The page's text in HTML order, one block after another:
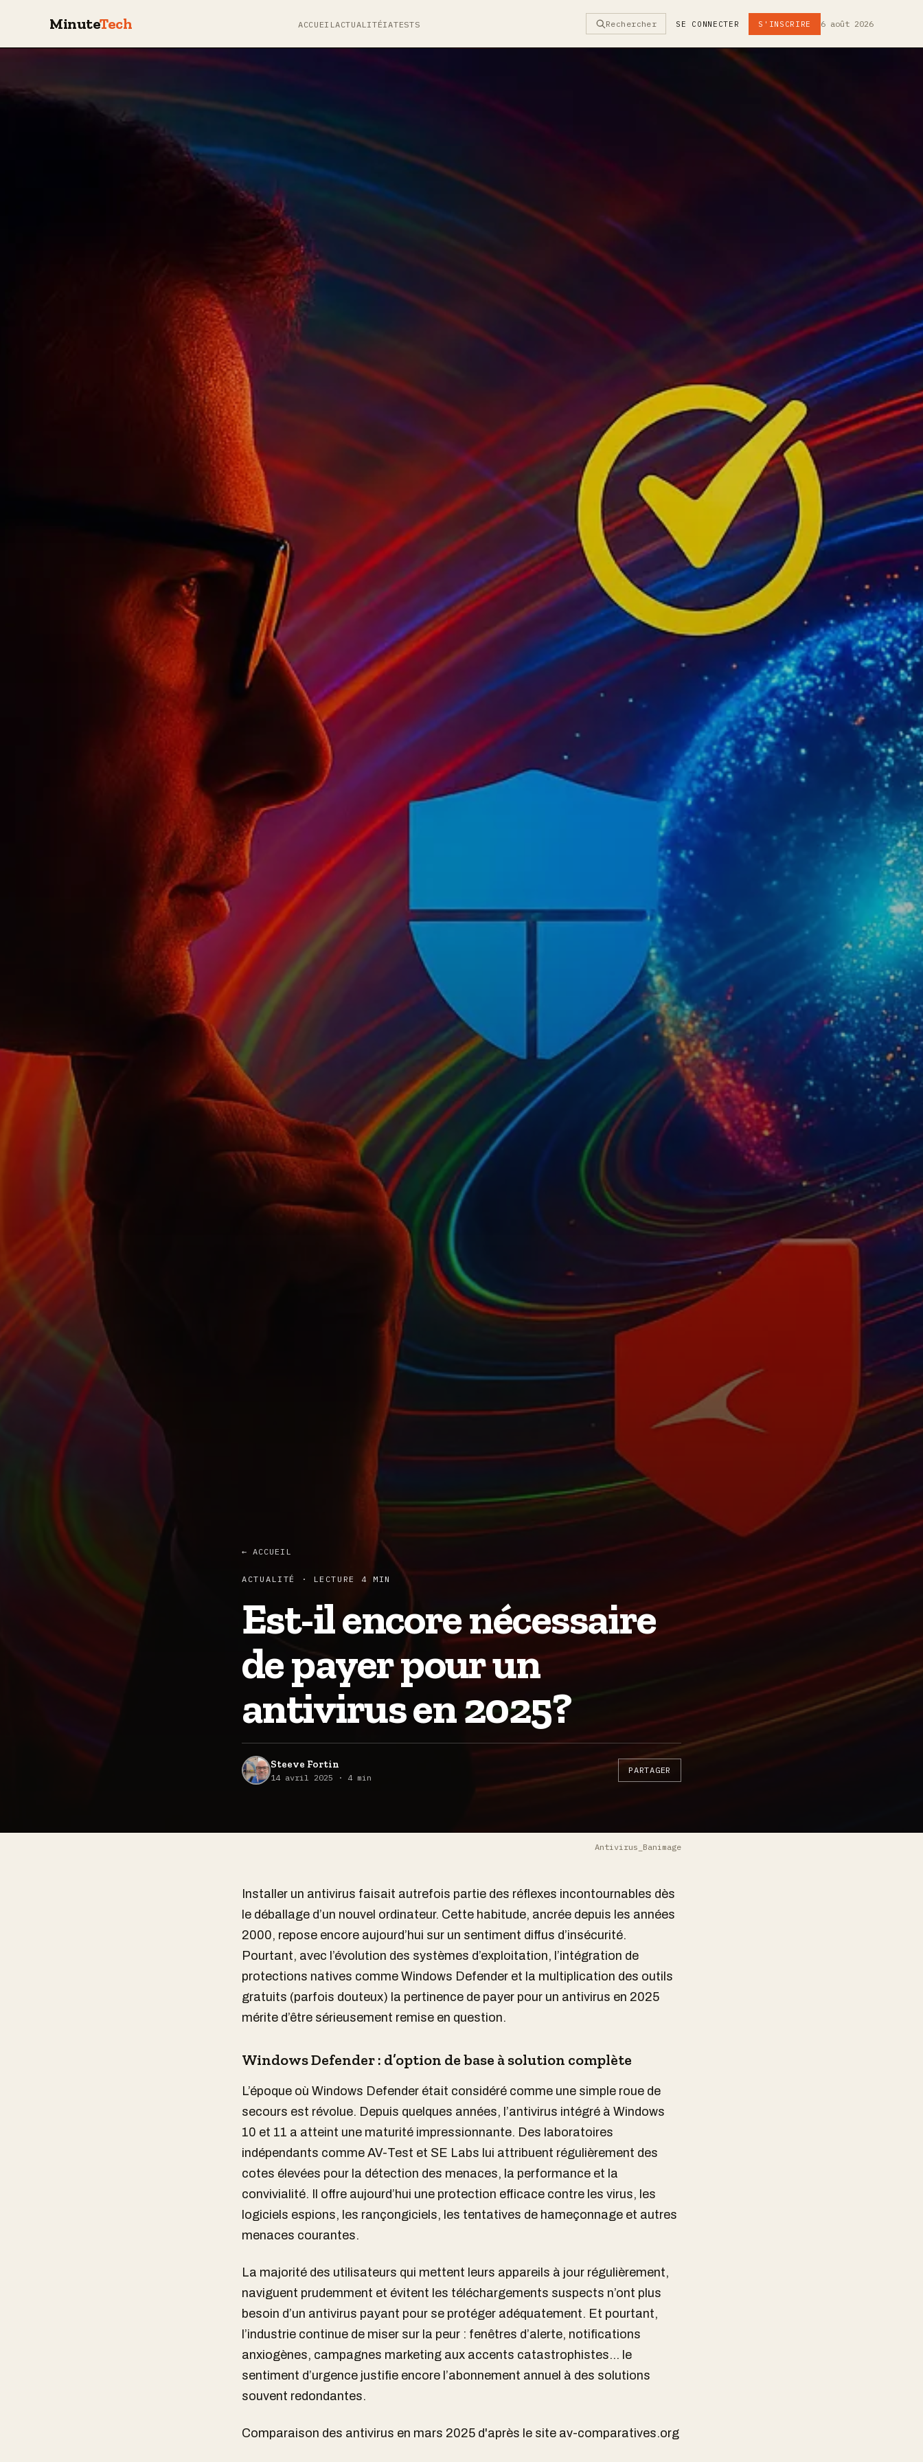
MinuteTech ACCUEILACTUALITÉIATESTS Rechercher SE CONNECTER S'INSCRIRE 6 août 2026
← ACCUEIL
ACTUALITÉ · LECTURE 4 MIN
Est-il encore nécessaire
de payer pour un
antivirus en 2025?
Steeve Fortin
14 avril 2025 · 4 min
PARTAGER
Antivirus_Banimage
Installer un antivirus faisait autrefois partie des réflexes incontournables dès
le déballage d’un nouvel ordinateur. Cette habitude, ancrée depuis les années
2000, repose encore aujourd’hui sur un sentiment diffus d’insécurité.
Pourtant, avec l’évolution des systèmes d’exploitation, l’intégration de
protections natives comme Windows Defender et la multiplication des outils
gratuits (parfois douteux) la pertinence de payer pour un antivirus en 2025
mérite d’être sérieusement remise en question.
Windows Defender : d’option de base à solution complète
L’époque où Windows Defender était considéré comme une simple roue de
secours est révolue. Depuis quelques années, l’antivirus intégré à Windows
10 et 11 a atteint une maturité impressionnante. Des laboratoires
indépendants comme AV-Test et SE Labs lui attribuent régulièrement des
cotes élevées pour la détection des menaces, la performance et la
convivialité. Il offre aujourd’hui une protection efficace contre les virus, les
logiciels espions, les rançongiciels, les tentatives de hameçonnage et autres
menaces courantes.
La majorité des utilisateurs qui mettent leurs appareils à jour régulièrement,
naviguent prudemment et évitent les téléchargements suspects n’ont plus
besoin d’un antivirus payant pour se protéger adéquatement. Et pourtant,
l’industrie continue de miser sur la peur : fenêtres d’alerte, notifications
anxiogènes, campagnes marketing aux accents catastrophistes… le
sentiment d’urgence justifie encore l’abonnement annuel à des solutions
souvent redondantes.
Comparaison des antivirus en mars 2025 d'après le site av-comparatives.org